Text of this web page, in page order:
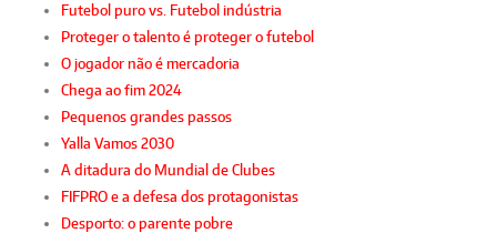
Futebol puro vs. Futebol indústria
Proteger o talento é proteger o futebol
O jogador não é mercadoria
Chega ao fim 2024
Pequenos grandes passos
Yalla Vamos 2030
A ditadura do Mundial de Clubes
FIFPRO e a defesa dos protagonistas
Desporto: o parente pobre